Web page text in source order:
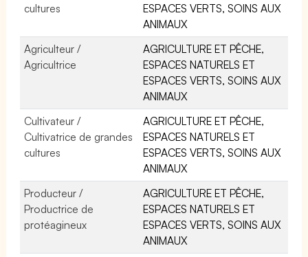
cultures
ESPACES VERTS, SOINS AUX
ANIMAUX
Agriculteur /
Agricultrice
AGRICULTURE ET PÊCHE,
ESPACES NATURELS ET
ESPACES VERTS, SOINS AUX
ANIMAUX
Cultivateur /
Cultivatrice de grandes
cultures
AGRICULTURE ET PÊCHE,
ESPACES NATURELS ET
ESPACES VERTS, SOINS AUX
ANIMAUX
Producteur /
Productrice de
protéagineux
AGRICULTURE ET PÊCHE,
ESPACES NATURELS ET
ESPACES VERTS, SOINS AUX
ANIMAUX